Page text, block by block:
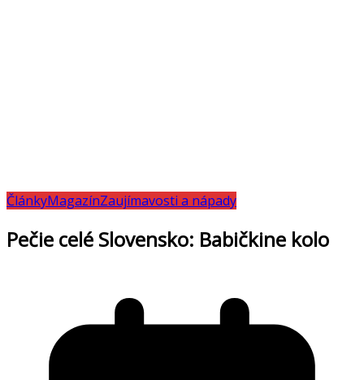
ČlánkyMagazínZaujímavosti a nápady
Pečie celé Slovensko: Babičkine kolo